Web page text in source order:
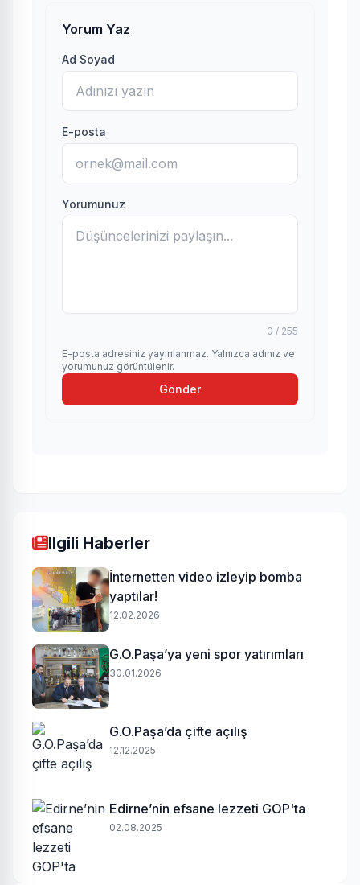
Yorum Yaz
Ad Soyad
E-posta
Yorumunuz
0 / 255
E-posta adresiniz yayınlanmaz. Yalnızca adınız ve
yorumunuz görüntülenir.
Gönder
Ilgili Haberler
İnternetten video izleyip bomba
yaptılar!
12.02.2026
G.O.Paşa’ya yeni spor yatırımları
30.01.2026
G.O.Paşa’da çifte açılış
12.12.2025
Edirne’nin efsane lezzeti GOP'ta
02.08.2025